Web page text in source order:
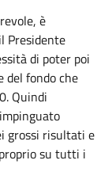
è
Presidente
di poter poi
del fondo che
Quindi
grossi risultati e
su tutti i